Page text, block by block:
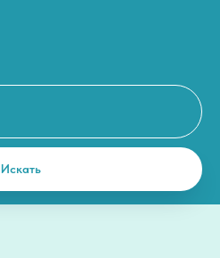
Искать